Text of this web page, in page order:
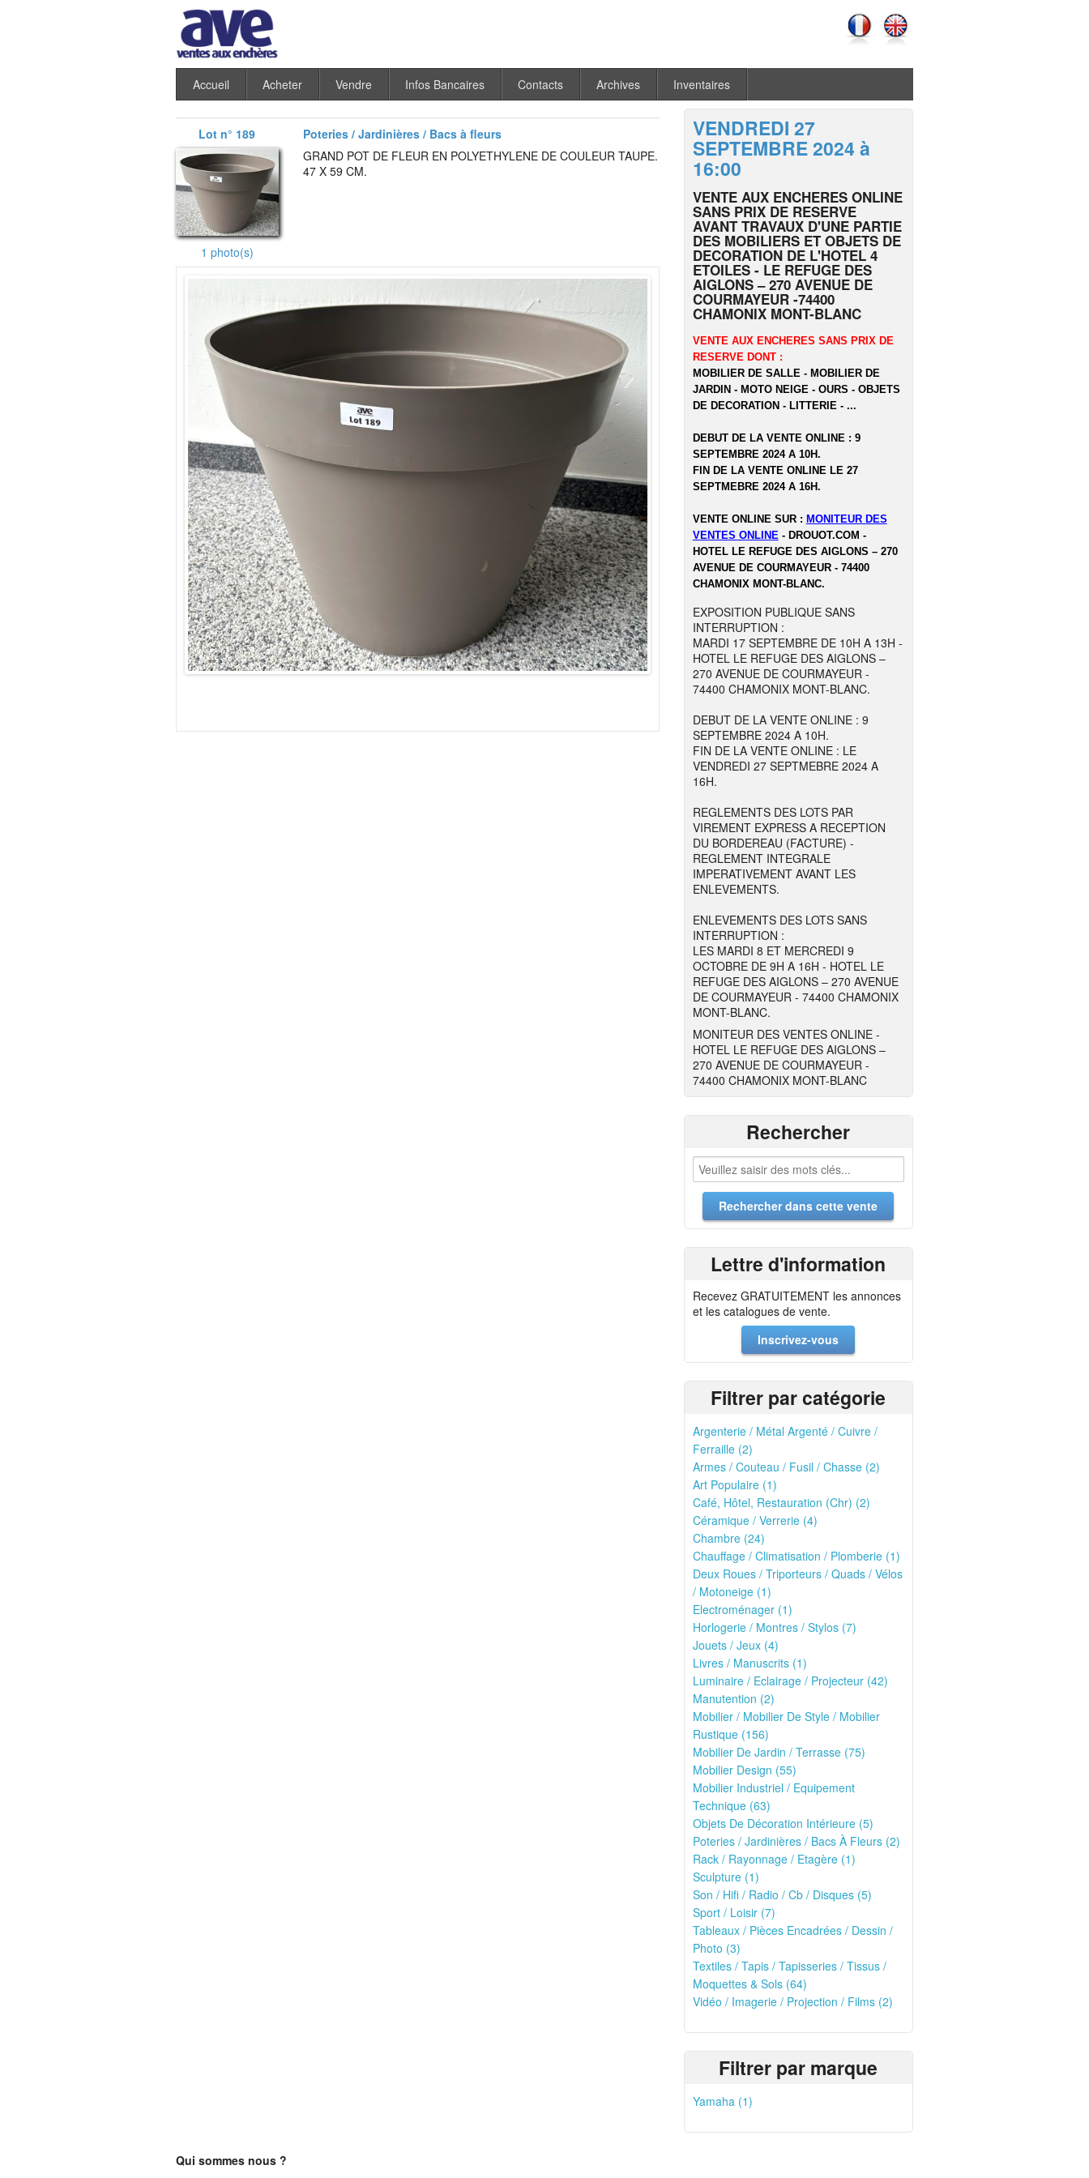
Accueil Acheter Vendre Infos Bancaires Contacts Archives Inventaires
Lot n° 189 Poteries / Jardinières / Bacs à fleurs
1 photo(s)
GRAND POT DE FLEUR EN POLYETHYLENE DE COULEUR TAUPE.
47 X 59 CM.
VENDREDI 27
SEPTEMBRE 2024 à
16:00
VENTE AUX ENCHERES ONLINE
SANS PRIX DE RESERVE
AVANT TRAVAUX D'UNE PARTIE
DES MOBILIERS ET OBJETS DE
DECORATION DE L'HOTEL 4
ETOILES - LE REFUGE DES
AIGLONS – 270 AVENUE DE
COURMAYEUR -74400
CHAMONIX MONT-BLANC
VENTE AUX ENCHERES SANS PRIX DE
RESERVE DONT :
MOBILIER DE SALLE - MOBILIER DE
JARDIN - MOTO NEIGE - OURS - OBJETS
DE DECORATION - LITTERIE - ...
DEBUT DE LA VENTE ONLINE : 9
SEPTEMBRE 2024 A 10H.
FIN DE LA VENTE ONLINE LE 27
SEPTMEBRE 2024 A 16H.
VENTE ONLINE SUR : MONITEUR DES
VENTES ONLINE - DROUOT.COM -
HOTEL LE REFUGE DES AIGLONS – 270
AVENUE DE COURMAYEUR - 74400
CHAMONIX MONT-BLANC.
EXPOSITION PUBLIQUE SANS
INTERRUPTION :
MARDI 17 SEPTEMBRE DE 10H A 13H -
HOTEL LE REFUGE DES AIGLONS –
270 AVENUE DE COURMAYEUR -
74400 CHAMONIX MONT-BLANC.
DEBUT DE LA VENTE ONLINE : 9
SEPTEMBRE 2024 A 10H.
FIN DE LA VENTE ONLINE : LE
VENDREDI 27 SEPTMEBRE 2024 A
16H.
REGLEMENTS DES LOTS PAR
VIREMENT EXPRESS A RECEPTION
DU BORDEREAU (FACTURE) -
REGLEMENT INTEGRALE
IMPERATIVEMENT AVANT LES
ENLEVEMENTS.
ENLEVEMENTS DES LOTS SANS
INTERRUPTION :
LES MARDI 8 ET MERCREDI 9
OCTOBRE DE 9H A 16H - HOTEL LE
REFUGE DES AIGLONS – 270 AVENUE
DE COURMAYEUR - 74400 CHAMONIX
MONT-BLANC.
MONITEUR DES VENTES ONLINE -
HOTEL LE REFUGE DES AIGLONS –
270 AVENUE DE COURMAYEUR -
74400 CHAMONIX MONT-BLANC
Rechercher
Lettre d'information
Recevez GRATUITEMENT les annonces
et les catalogues de vente.
Inscrivez-vous
Filtrer par catégorie
Argenterie / Métal Argenté / Cuivre /
Ferraille (2)
Armes / Couteau / Fusil / Chasse (2)
Art Populaire (1)
Café, Hôtel, Restauration (Chr) (2)
Céramique / Verrerie (4)
Chambre (24)
Chauffage / Climatisation / Plomberie (1)
Deux Roues / Triporteurs / Quads / Vélos
/ Motoneige (1)
Electroménager (1)
Horlogerie / Montres / Stylos (7)
Jouets / Jeux (4)
Livres / Manuscrits (1)
Luminaire / Eclairage / Projecteur (42)
Manutention (2)
Mobilier / Mobilier De Style / Mobilier
Rustique (156)
Mobilier De Jardin / Terrasse (75)
Mobilier Design (55)
Mobilier Industriel / Equipement
Technique (63)
Objets De Décoration Intérieure (5)
Poteries / Jardinières / Bacs À Fleurs (2)
Rack / Rayonnage / Etagère (1)
Sculpture (1)
Son / Hifi / Radio / Cb / Disques (5)
Sport / Loisir (7)
Tableaux / Pièces Encadrées / Dessin /
Photo (3)
Textiles / Tapis / Tapisseries / Tissus /
Moquettes & Sols (64)
Vidéo / Imagerie / Projection / Films (2)
Filtrer par marque
Yamaha (1)
Qui sommes nous ?